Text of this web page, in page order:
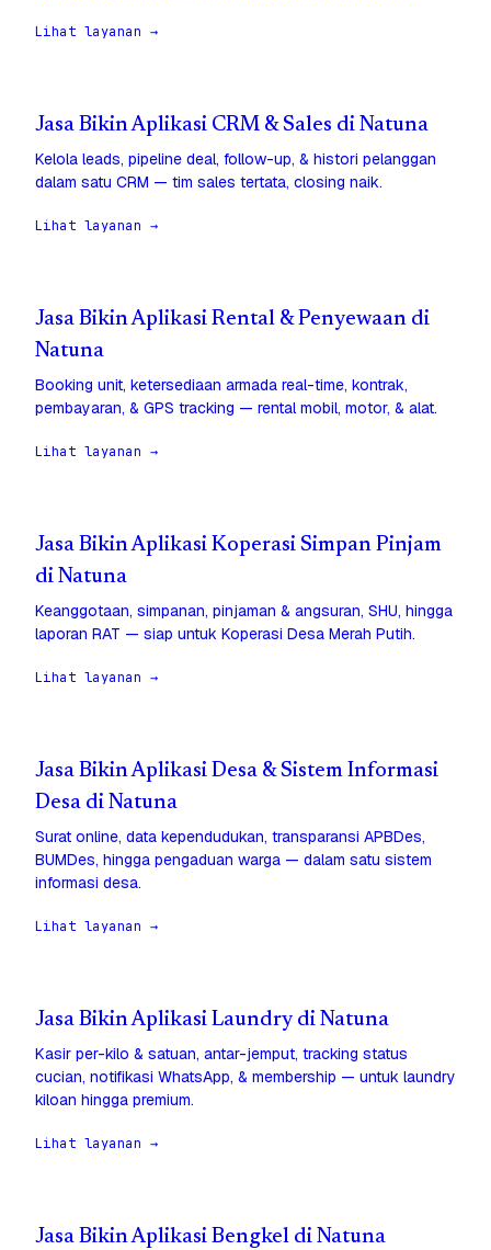
Lihat layanan →
Jasa Bikin Aplikasi CRM & Sales di Natuna
Kelola leads, pipeline deal, follow-up, & histori pelanggan
dalam satu CRM — tim sales tertata, closing naik.
Lihat layanan →
Jasa Bikin Aplikasi Rental & Penyewaan di
Natuna
Booking unit, ketersediaan armada real-time, kontrak,
pembayaran, & GPS tracking — rental mobil, motor, & alat.
Lihat layanan →
Jasa Bikin Aplikasi Koperasi Simpan Pinjam
di Natuna
Keanggotaan, simpanan, pinjaman & angsuran, SHU, hingga
laporan RAT — siap untuk Koperasi Desa Merah Putih.
Lihat layanan →
Jasa Bikin Aplikasi Desa & Sistem Informasi
Desa di Natuna
Surat online, data kependudukan, transparansi APBDes,
BUMDes, hingga pengaduan warga — dalam satu sistem
informasi desa.
Lihat layanan →
Jasa Bikin Aplikasi Laundry di Natuna
Kasir per-kilo & satuan, antar-jemput, tracking status
cucian, notifikasi WhatsApp, & membership — untuk laundry
kiloan hingga premium.
Lihat layanan →
Jasa Bikin Aplikasi Bengkel di Natuna